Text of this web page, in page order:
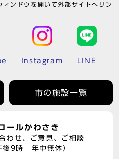
ンドウを開いて外部サイトへリン
Instagram LINE
市の施設一覧
ールかわさき
わせ、ご意見、ご相談
後9時 年中無休）